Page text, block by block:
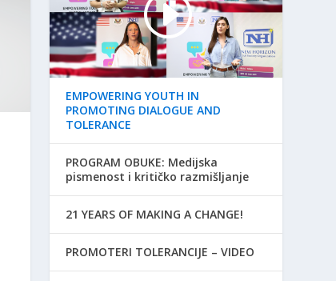
EMPOWERING YOUTH IN
PROMOTING DIALOGUE AND
TOLERANCE
PROGRAM OBUKE: Medijska
pismenost i kritičko razmišljanje
21 YEARS OF MAKING A CHANGE!
PROMOTERI TOLERANCIJE – VIDEO